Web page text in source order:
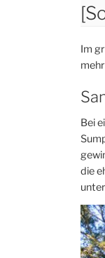
Im
Bei
die